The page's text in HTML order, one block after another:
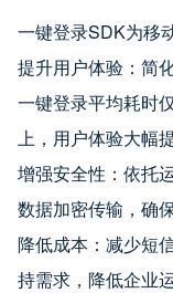
一键登录SDK为移
提升用户体验：简
一键登录平均耗时
上，用户体验大幅提
增强安全性：依托
数据加密传输，确
降低成本：减少短
持需求，降低企业